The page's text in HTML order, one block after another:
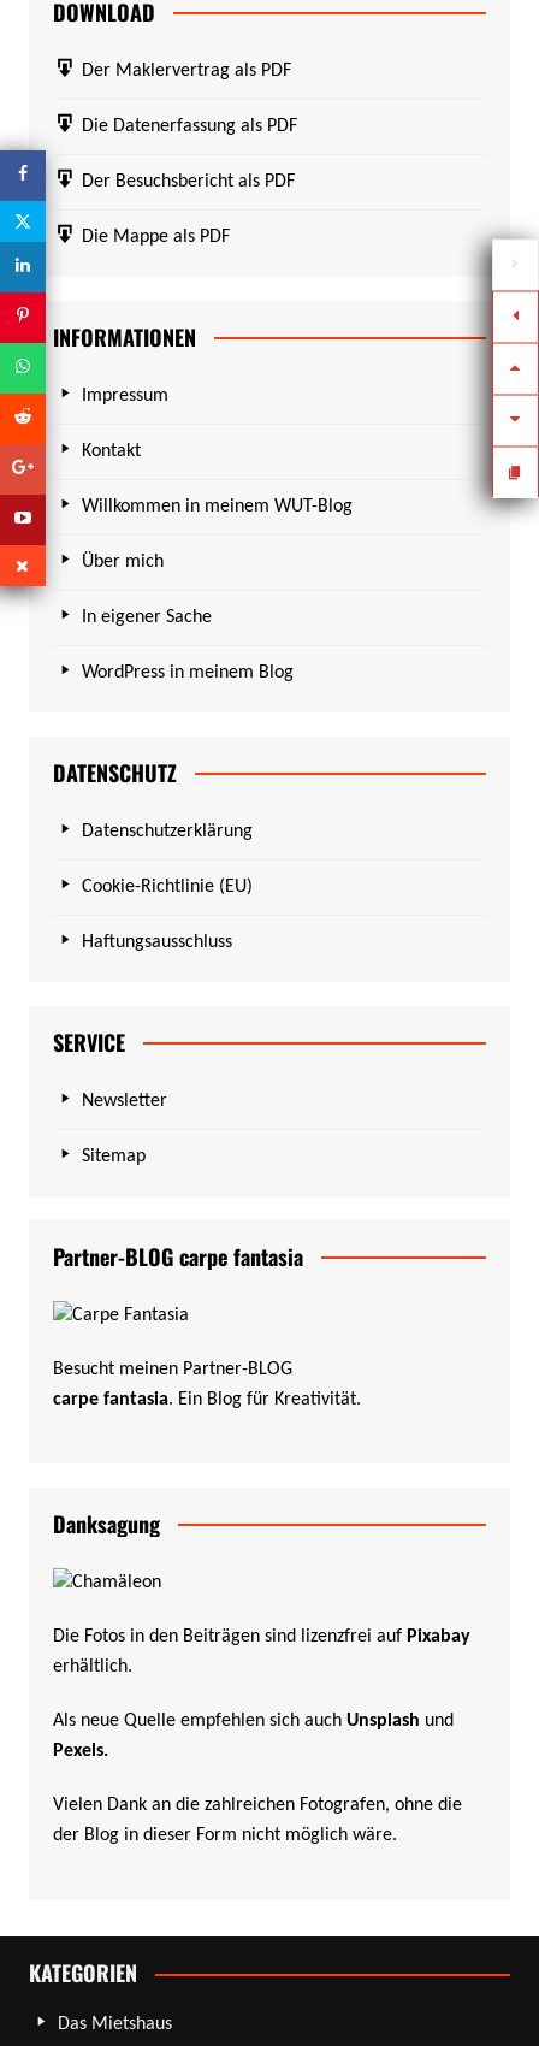
DOWNLOAD
Der Maklervertrag als PDF
Die Datenerfassung als PDF
Der Besuchsbericht als PDF
Die Mappe als PDF
INFORMATIONEN
Impressum
Kontakt
Willkommen in meinem WUT-Blog
Über mich
In eigener Sache
WordPress in meinem Blog
DATENSCHUTZ
Datenschutzerklärung
Cookie-Richtlinie (EU)
Haftungsausschluss
SERVICE
Newsletter
Sitemap
Partner-BLOG carpe fantasia
Besucht meinen Partner-BLOG
carpe fantasia. Ein Blog für Kreativität.
Danksagung
Die Fotos in den Beiträgen sind lizenzfrei auf Pixabay
erhältlich.
Als neue Quelle empfehlen sich auch Unsplash und
Pexels.
Vielen Dank an die zahlreichen Fotografen, ohne die
der Blog in dieser Form nicht möglich wäre.
KATEGORIEN
Das Mietshaus